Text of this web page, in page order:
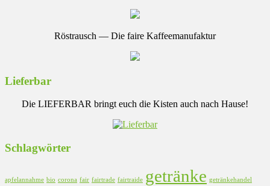
Röstrausch — Die faire Kaffeemanufaktur
Lieferbar
Die LIEFERBAR bringt euch die Kisten auch nach Hause!
Schlagwörter
apfelannahme bio corona fair fairtrade fairtraide getränke getränkehandel